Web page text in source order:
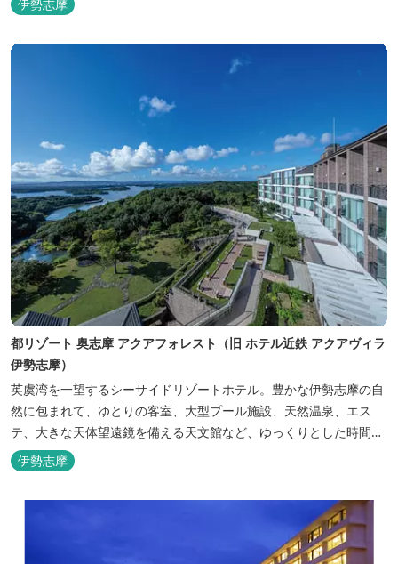
伊勢志摩
都リゾート 奥志摩 アクアフォレスト（旧 ホテル近鉄 アクアヴィラ
伊勢志摩）
英虞湾を一望するシーサイドリゾートホテル。豊かな伊勢志摩の自
然に包まれて、ゆとりの客室、大型プール施設、天然温泉、エス
テ、大きな天体望遠鏡を備える天文館など、ゆっくりとした時間を
楽しみながら過ごすことができます。 屋内プール：通年 屋外プー
ル：2025年7月19日（土）～8月31日（日）
伊勢志摩